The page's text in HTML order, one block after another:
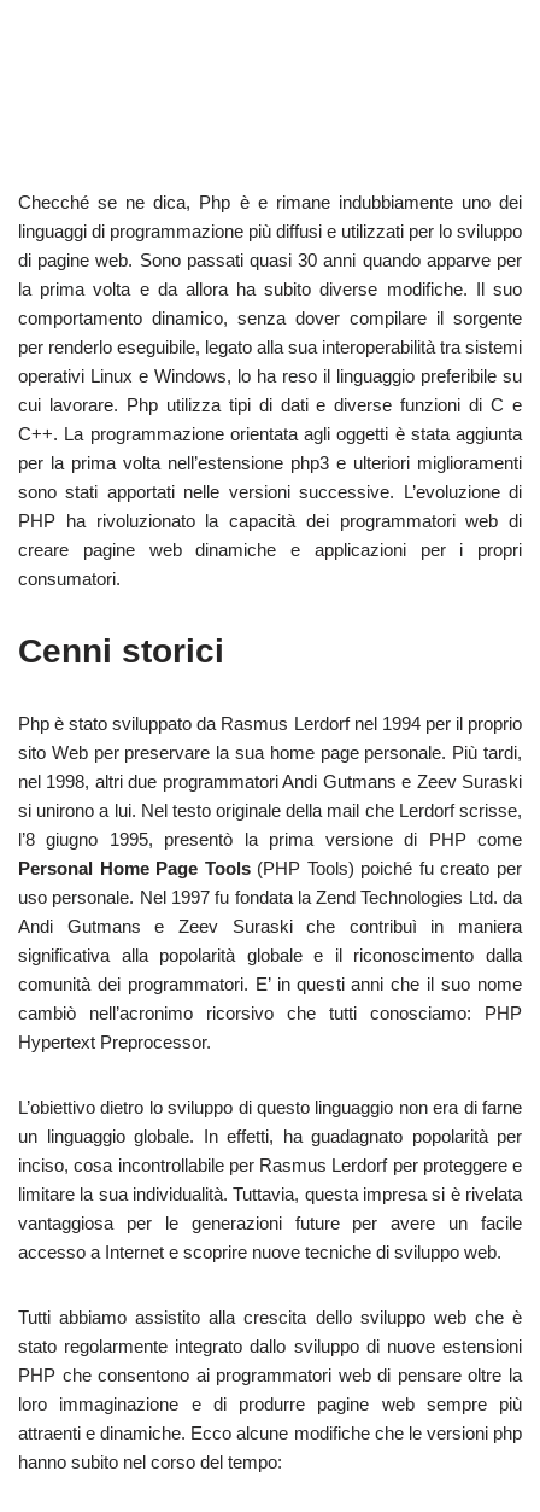
Checché se ne dica, Php è e rimane indubbiamente uno dei
linguaggi di programmazione più diffusi e utilizzati per lo sviluppo
di pagine web. Sono passati quasi 30 anni quando apparve per
la prima volta e da allora ha subito diverse modifiche. Il suo
comportamento dinamico, senza dover compilare il sorgente
per renderlo eseguibile, legato alla sua interoperabilità tra sistemi
operativi Linux e Windows, lo ha reso il linguaggio preferibile su
cui lavorare. Php utilizza tipi di dati e diverse funzioni di C e
C++. La programmazione orientata agli oggetti è stata aggiunta
per la prima volta nell’estensione php3 e ulteriori miglioramenti
sono stati apportati nelle versioni successive. L’evoluzione di
PHP ha rivoluzionato la capacità dei programmatori web di
creare pagine web dinamiche e applicazioni per i propri
consumatori.
Cenni storici
Php è stato sviluppato da Rasmus Lerdorf nel 1994 per il proprio
sito Web per preservare la sua home page personale. Più tardi,
nel 1998, altri due programmatori Andi Gutmans e Zeev Suraski
si unirono a lui. Nel testo originale della mail che Lerdorf scrisse,
l’8 giugno 1995, presentò la prima versione di PHP come
Personal Home Page Tools(PHP Tools) poiché fu creato per
uso personale. Nel 1997 fu fondata la Zend Technologies Ltd. da
Andi Gutmans e Zeev Suraski che contribuì in maniera
significativa alla popolarità globale e il riconoscimento dalla
comunità dei programmatori. E’ in questi anni che il suo nome
cambiò nell’acronimo ricorsivo che tutti conosciamo: PHP
Hypertext Preprocessor.
L’obiettivo dietro lo sviluppo di questo linguaggio non era di farne
un linguaggio globale. In effetti, ha guadagnato popolarità per
inciso, cosa incontrollabile per Rasmus Lerdorf per proteggere e
limitare la sua individualità. Tuttavia, questa impresa si è rivelata
vantaggiosa per le generazioni future per avere un facile
accesso a Internet e scoprire nuove tecniche di sviluppo web.
Tutti abbiamo assistito alla crescita dello sviluppo web che è
stato regolarmente integrato dallo sviluppo di nuove estensioni
PHP che consentono ai programmatori web di pensare oltre la
loro immaginazione e di produrre pagine web sempre più
attraenti e dinamiche. Ecco alcune modifiche che le versioni php
hanno subito nel corso del tempo: